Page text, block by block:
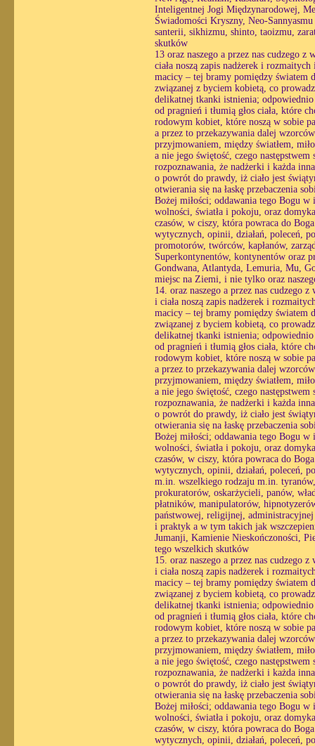
Inteligentnej Jogi Międzynarodowej,
Świadomości Kryszny, Neo-
santerii, sikhizmu, shinto, taoizmu,
skutków
13 oraz naszego a przez nas cudzego
ciała noszą zapis nadżerek i
macicy – tej bramy pomiędzy światem
związanej z byciem kobietą, co
delikatnej tkanki istnienia;
od pragnień i tłumią głos ciała, które
rodowym kobiet, które noszą w sobie
a przez to przekazywania dalej
przyjmowaniem, między światłem,
a nie jego świętość, czego
rozpoznawania, że nadżerki i każda
o powrót do prawdy, iż ciało jest
otwierania się na łaskę przebaczenia
Bożej miłości; oddawania tego Bogu
wolności, światła i pokoju, oraz
czasów, w ciszy, która powraca do
wytycznych, opinii, działań, poleceń,
promotorów, twórców, kapłanów,
Superkontynentów, kontynentów oraz
Gondwana, Atlantyda, Lemuria, Mu,
miejsc na Ziemi, i nie tylko oraz
14. oraz naszego a przez nas cudzego
i ciała noszą zapis nadżerek i
macicy – tej bramy pomiędzy światem
związanej z byciem kobietą, co
delikatnej tkanki istnienia;
od pragnień i tłumią głos ciała, które
rodowym kobiet, które noszą w sobie
a przez to przekazywania dalej
przyjmowaniem, między światłem,
a nie jego świętość, czego
rozpoznawania, że nadżerki i każda
o powrót do prawdy, iż ciało jest
otwierania się na łaskę przebaczenia
Bożej miłości; oddawania tego Bogu
wolności, światła i pokoju, oraz
czasów, w ciszy, która powraca do
wytycznych, opinii, działań, poleceń,
m.in. wszelkiego rodzaju m.in.
prokuratorów, oskarżycieli, panów,
płatników, manipulatorów,
państwowej, religijnej,
i praktyk a w tym takich jak
Jumanji, Kamienie Nieskończoności,
tego wszelkich skutków
15. oraz naszego a przez nas cudzego
i ciała noszą zapis nadżerek i
macicy – tej bramy pomiędzy światem
związanej z byciem kobietą, co
delikatnej tkanki istnienia;
od pragnień i tłumią głos ciała, które
rodowym kobiet, które noszą w sobie
a przez to przekazywania dalej
przyjmowaniem, między światłem,
a nie jego świętość, czego
rozpoznawania, że nadżerki i każda
o powrót do prawdy, iż ciało jest
otwierania się na łaskę przebaczenia
Bożej miłości; oddawania tego Bogu
wolności, światła i pokoju, oraz
czasów, w ciszy, która powraca do
wytycznych, opinii, działań, poleceń,